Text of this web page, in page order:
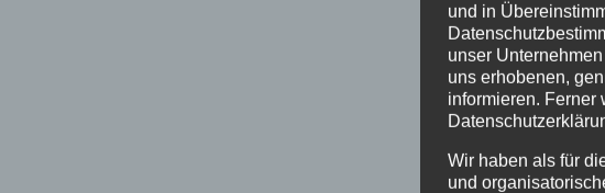
und in
unser
uns erhobenen,
informieren. Ferner
Wir haben als für
und